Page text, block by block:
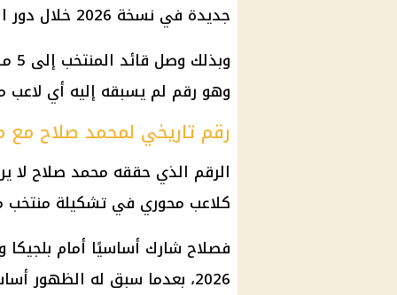
جديدة في نسخة 2026 خلال دور المجموعات.
وهو رقم لم يسبقه إليه أي
رقم تاريخي لمحمد صلاح
الرقم الذي حققه محمد صلاح لا
كلاعب محوري في تشكيلة منتخب
فصلاح شارك أساسيًا أمام بلجيكا
2026، بعدما سبق له الظهور أساسيًا في مباراتين خلال نسخة 2018.